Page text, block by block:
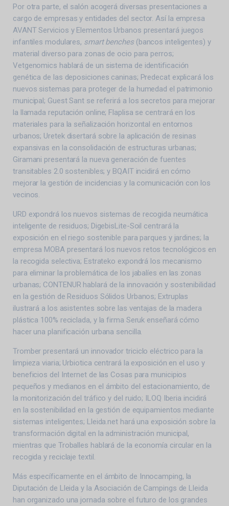
Por otra parte, el salón acogerá diversas presentaciones a
cargo de empresas y entidades del sector. Así la empresa
AVANT Servicios y Elementos Urbanos presentará juegos
infantiles modulares, smart benches(bancos inteligentes) y
material diverso para zonas de ocio para perros;
Vetgenomics hablará de un sistema de identificación
genética de las deposiciones caninas; Predecat explicará los
nuevos sistemas para proteger de la humedad el patrimonio
municipal; Guest Sant se referirá a los secretos para mejorar
la llamada reputación online; Flaplisa se centrará en los
materiales para la señalización horizontal en entornos
urbanos; Uretek disertará sobre la aplicación de resinas
expansivas en la consolidación de estructuras urbanas;
Giramani presentará la nueva generación de fuentes
transitables 2.0 sostenibles; y BQAIT incidirá en cómo
mejorar la gestión de incidencias y la comunicación con los
vecinos.
URD expondrá los nuevos sistemas de recogida neumática
inteligente de residuos; DigebisLite-Soil centrará la
exposición en el riego sostenible para parques y jardines; la
empresa MOBA presentará los nuevos retos tecnológicos en
la recogida selectiva; Estrateko expondrá los mecanismo
para eliminar la problemática de los jabalíes en las zonas
urbanas; CONTENUR hablará de la innovación y sostenibilidad
en la gestión de Residuos Sólidos Urbanos; Extruplas
ilustrará a los asistentes sobre las ventajas de la madera
plástica 100% reciclada, y la firma Seruk enseñará cómo
hacer una planificación urbana sencilla.
Tromber presentará un innovador triciclo eléctrico para la
limpieza viaria; Urbiotica centrará la exposición en el uso y
beneficios del Internet de las Cosas para municipios
pequeños y medianos en el ámbito del estacionamiento, de
la monitorización del tráfico y del ruido; ILOQ Iberia incidirá
en la sostenibilidad en la gestión de equipamientos mediante
sistemas inteligentes; Lleida.net hará una exposición sobre la
transformación digital en la administración municipal,
mientras que Troballes hablará de la economía circular en la
recogida y reciclaje textil.
Más específicamente en el ámbito de Innocamping, la
Diputación de Lleida y la Asociación de Campings de Lleida
han organizado una jornada sobre el futuro de los grandes